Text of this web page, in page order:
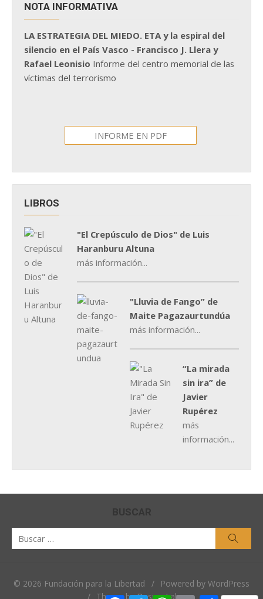
NOTA INFORMATIVA
LA ESTRATEGIA DEL MIEDO. ETA y la espiral del
silencio en el País Vasco - Francisco J. Llera y
Rafael Leonisio Informe del centro memorial de las
víctimas del terrorismo
INFORME EN PDF
LIBROS
"El Crepúsculo de Dios" de Luis
Haranburu Altuna
más información...
"Lluvia de Fango” de
Maite Pagazaurtundúa
más información...
“La mirada
sin ira” de
Javier
Rupérez
más
información...
BUSCAR
© 2026 Fundación para la Libertad /
Powered by WordPress
/ Theme by Design Lab